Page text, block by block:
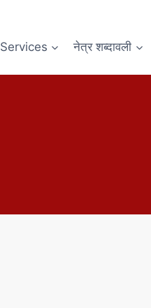
Services नेत्र शब्दावली